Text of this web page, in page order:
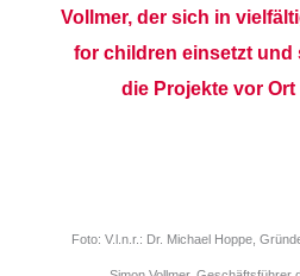
Vollmer, der sich in
for children einsetzt
die Projekte vor Ort
Foto: V.l.n.r.: Dr. Michael Hoppe,